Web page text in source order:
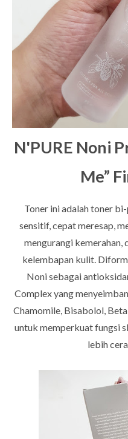
N'PURE Noni
Me”
Toner ini adalah toner
sensitif, cepat meresap,
mengurangi
kelembapan kulit.
Noni sebagai
Complex yang
Chamomile, Bisabolol,
untuk memperkuat fungsi
lebih